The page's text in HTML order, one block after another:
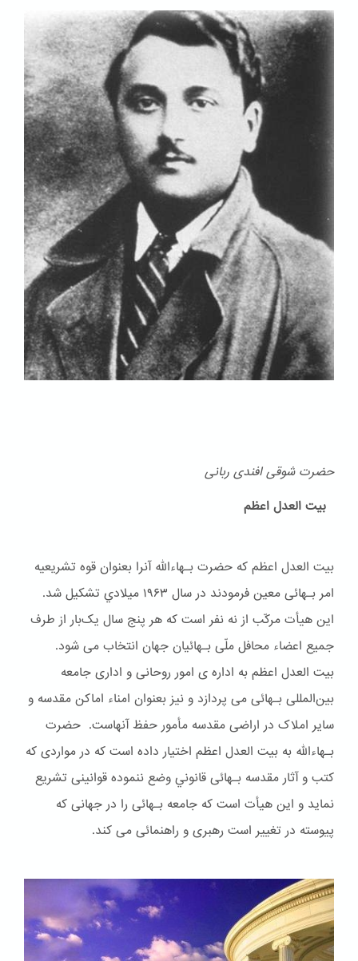
حضرت شوقی افندی ربانی
بیت العدل اعظم
بیت العدل اعظم که حضرت بـهاءالله آنرا بعنوان قوه تشریعیه
امر بـهائی معین فرمودند در سال ۱۹۶۳ ميلادي تشکیل شد.
این هیأت مرکّب از نه نفر است که هر پنج سال یک‌بار از طرف
جمیع اعضاء محافل ملّی بـهائیان جهان انتخاب می شود.
بیت العدل اعظم به اداره ی امور روحانی و اداری جامعه
بین‌المللی بـهائی می پردازد و نیز بعنوان امناء اماکن مقدسه و
سایر املاک در اراضی مقدسه مأمور حفظ آنهاست. حضرت
بـهاءالله به بیت العدل اعظم اختیار داده است که در مواردی که
کتب و آثار مقدسه بـهائی قانوني وضع ننموده قوانینی تشریع
نماید و این هیأت است که جامعه بـهائی را در جهانی که
پیوسته در تغییر است رهبری و راهنمائی می کند.